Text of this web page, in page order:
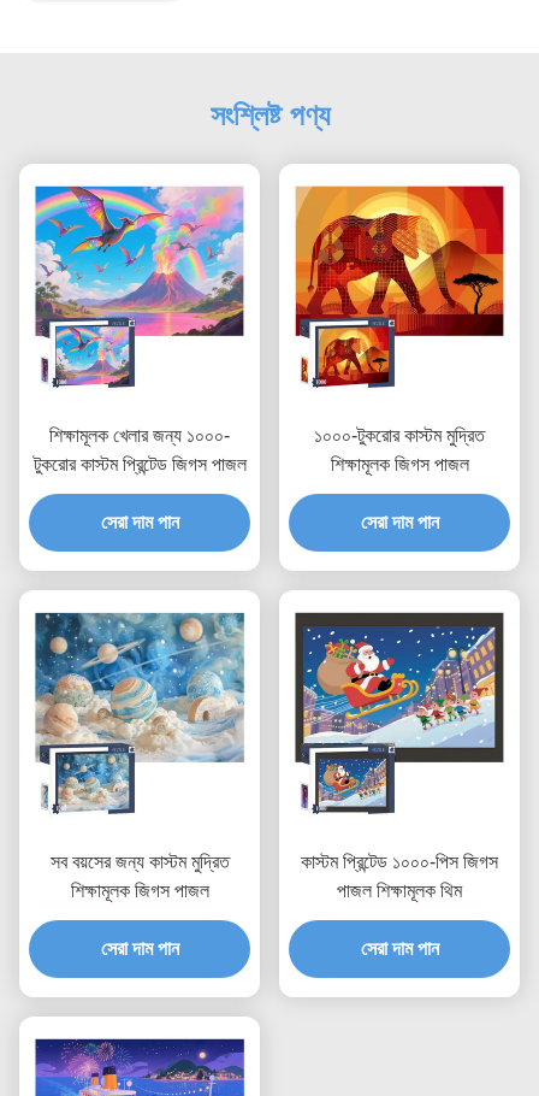
সংশ্লিষ্ট পণ্য
শিক্ষামূলক খেলার জন্য ১০০০-
টুকরোর কাস্টম প্রিন্টেড জিগস পাজল
সেরা দাম পান
১০০০-টুকরোর কাস্টম মুদ্রিত
শিক্ষামূলক জিগস পাজল
সেরা দাম পান
সব বয়সের জন্য কাস্টম মুদ্রিত
শিক্ষামূলক জিগস পাজল
সেরা দাম পান
কাস্টম প্রিন্টেড ১০০০-পিস জিগস
পাজল শিক্ষামূলক থিম
সেরা দাম পান